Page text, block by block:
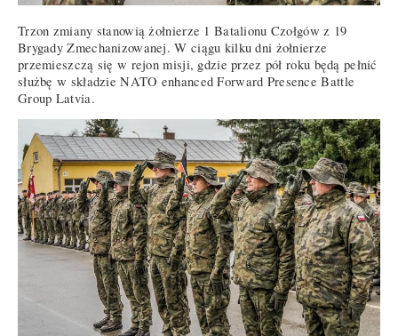
Trzon zmiany stanowią żołnierze 1 Batalionu Czołgów z 19
Brygady Zmechanizowanej. W ciągu kilku dni żołnierze
przemieszczą się w rejon misji, gdzie przez pół roku będą pełnić
służbę w składzie NATO enhanced Forward Presence Battle
Group Latvia.